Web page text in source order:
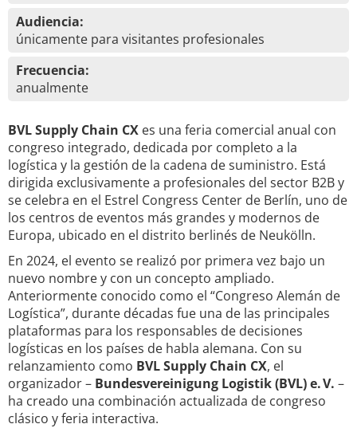
Audiencia:
únicamente para visitantes profesionales
Frecuencia:
anualmente
BVL Supply Chain CX es una feria comercial anual con
congreso integrado, dedicada por completo a la
logística y la gestión de la cadena de suministro. Está
dirigida exclusivamente a profesionales del sector B2B y
se celebra en el Estrel Congress Center de Berlín, uno de
los centros de eventos más grandes y modernos de
Europa, ubicado en el distrito berlinés de Neukölln.
En 2024, el evento se realizó por primera vez bajo un
nuevo nombre y con un concepto ampliado.
Anteriormente conocido como el “Congreso Alemán de
Logística”, durante décadas fue una de las principales
plataformas para los responsables de decisiones
logísticas en los países de habla alemana. Con su
relanzamiento como BVL Supply Chain CX, el
organizador – Bundesvereinigung Logistik (BVL) e. V. –
ha creado una combinación actualizada de congreso
clásico y feria interactiva.